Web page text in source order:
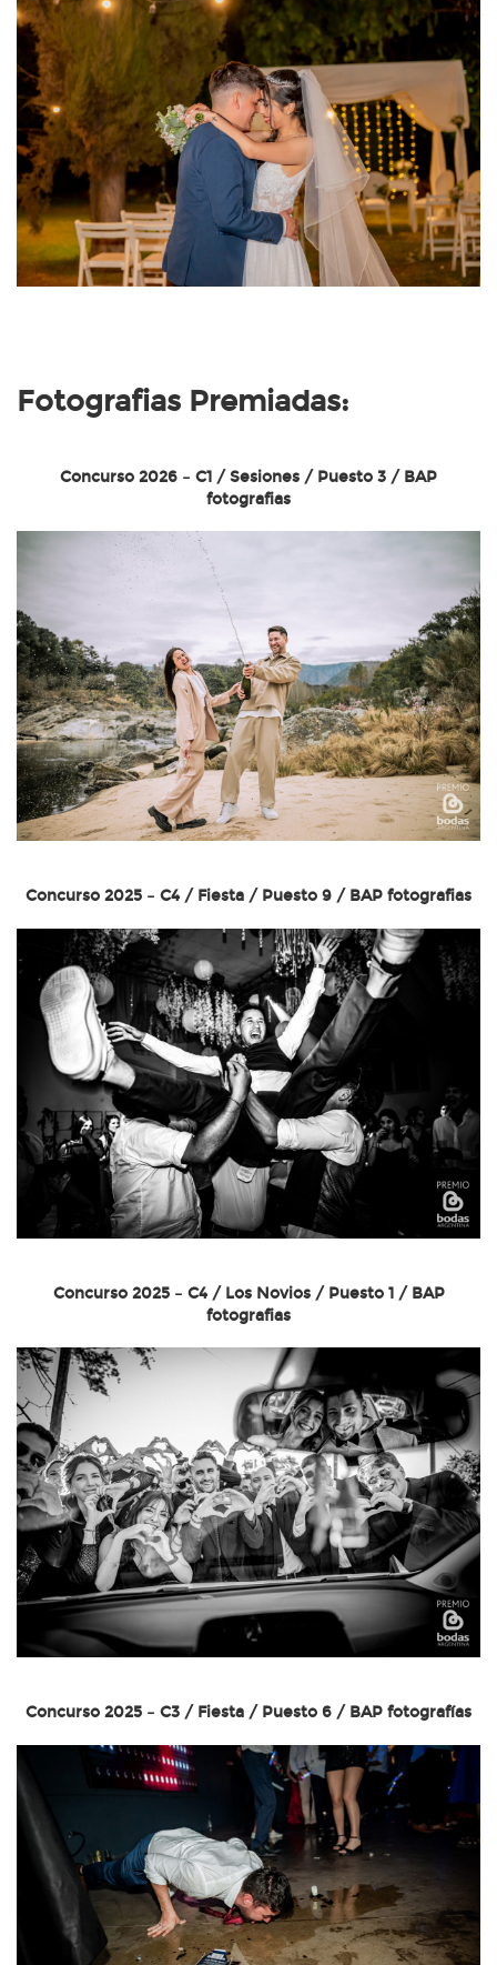
Fotografias Premiadas:
Concurso 2026 – C1 / Sesiones / Puesto 3 / BAP
fotografias
Concurso 2025 – C4 / Fiesta / Puesto 9 / BAP fotografias
Concurso 2025 – C4 / Los Novios / Puesto 1 / BAP
fotografias
Concurso 2025 – C3 / Fiesta / Puesto 6 / BAP fotografías